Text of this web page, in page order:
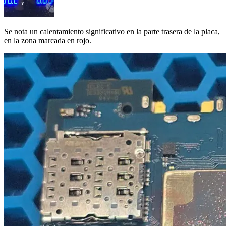
Se nota un calentamiento significativo en la parte trasera de la placa,
en la zona marcada en rojo.